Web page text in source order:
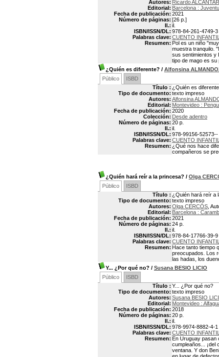
Autores: Ricardo
Editorial: Barcelona :
Fecha de publicación: 2021
Número de páginas: [26 p.]
Il.: il.
ISBN/ISSN/DL: 978-84-261-4749-3
Palabras clave: CUENTO
Resumen: Pol es un niño
muestra tranquilo.
sus sentimientos y
tipo de mago es su
¿Quién es diferente? / Alfonsina
Público
ISBD
Título : ¿Quién es
Tipo de documento: texto impreso
Autores: Alfonsina
Editorial: Montevideo :
Fecha de publicación: 2020
Colección: Desde adentro
Número de páginas: 20 p.
Il.: il.
ISBN/ISSN/DL: 978-99156-52573--
Palabras clave: CUENTO
Resumen: ¿Qué nos hace
compañeros se
¿Quién hará reír a la princesa? / Olga
Público
ISBD
Título : ¿Quién hará reír a
Tipo de documento: texto impreso
Autores: Olga CERCÓS ,
Editorial: Barcelona :
Fecha de publicación: 2021
Número de páginas: 24 p.
Il.: il.
ISBN/ISSN/DL: 978-84-17766-39-9
Palabras clave: CUENTO
Resumen: Hace tanto tiempo
preocupados. Los
las hadas, los
Y... ¿Por qué no? / Susana BESIO LICIO
Público
ISBD
Título : Y... ¿Por qué no?
Tipo de documento: texto impreso
Autores: Susana BESIO
Editorial: Montevideo :
Fecha de publicación: 2018
Número de páginas: 20 p.
Il.: il.
ISBN/ISSN/DL: 978-9974-8882-4-1
Palabras clave: CUENTO
Resumen: En Uruguay pasan
cumpleaños... ¡del
ventana. Y don